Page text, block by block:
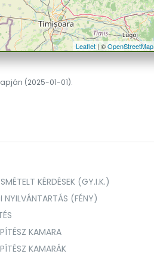
Leaflet | ©OpenStreetMap
(2025-01-01).
KÉRDÉSEK (GY.I.K.)
NYILVÁNTARTÁS (FÉNY)
KAMARA
KAMARÁK